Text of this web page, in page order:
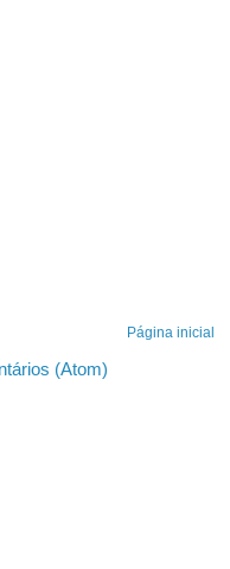
Página inicial
(Atom)